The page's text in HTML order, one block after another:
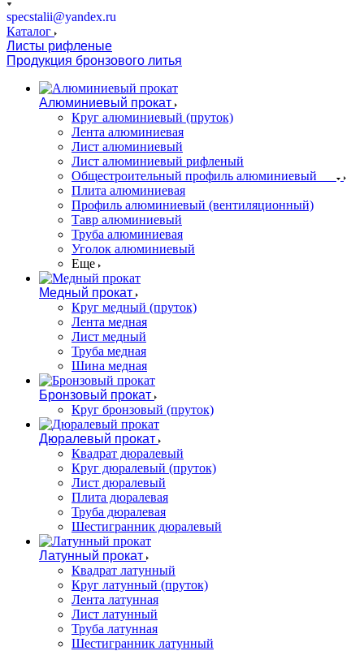
specstalii@yandex.ru
Каталог
Листы рифленые
Продукция бронзового литья
Алюминиевый прокат
Круг алюминиевый (пруток)
Лента алюминиевая
Лист алюминиевый
Лист алюминиевый рифленый
Общестроительный профиль алюминиевый
Плита алюминиевая
Профиль алюминиевый (вентиляционный)
Тавр алюминиевый
Труба алюминиевая
Уголок алюминиевый
Еще
Медный прокат
Круг медный (пруток)
Лента медная
Лист медный
Труба медная
Шина медная
Бронзовый прокат
Круг бронзовый (пруток)
Дюралевый прокат
Квадрат дюралевый
Круг дюралевый (пруток)
Лист дюралевый
Плита дюралевая
Труба дюралевая
Шестигранник дюралевый
Латунный прокат
Квадрат латунный
Круг латунный (пруток)
Лента латунная
Лист латунный
Труба латунная
Шестигранник латунный